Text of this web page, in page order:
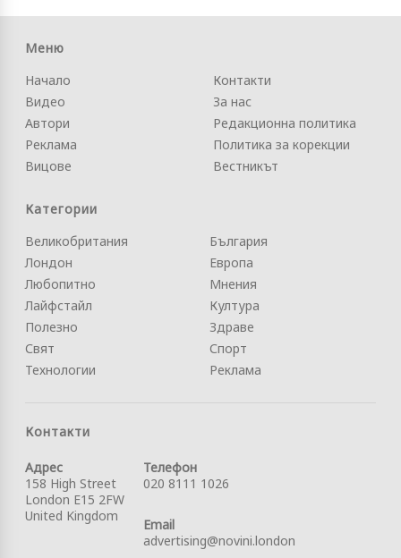
Меню
Начало
Видео
Автори
Реклама
Вицове
Контакти
За нас
Редакционна политика
Политика за корекции
Вестникът
Категории
Великобритания
Лондон
Любопитно
Лайфстайл
Полезно
Свят
Технологии
България
Европа
Мнения
Култура
Здраве
Спорт
Реклама
Контакти
Адрес
158 High Street
London E15 2FW
United Kingdom
Телефон
020 8111 1026
Email
advertising@novini.london